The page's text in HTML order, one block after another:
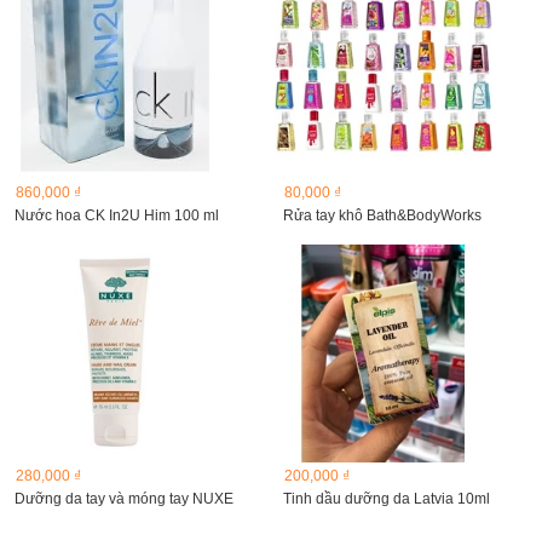
860,000 ₫
Nước hoa CK In2U Him 100 ml
80,000 ₫
Rửa tay khô Bath&BodyWorks
280,000 ₫
Dưỡng da tay và móng tay NUXE
200,000 ₫
Tinh dầu dưỡng da Latvia 10ml